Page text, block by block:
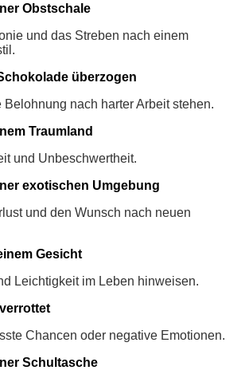
Obstschale
und das Streben nach einem
überzogen
Belohnung nach harter Arbeit stehen.
Traumland
und Unbeschwertheit.
exotischen Umgebung
und den Wunsch nach neuen
Gesicht
Leichtigkeit im Leben hinweisen.
Chancen oder negative Emotionen.
Schultasche